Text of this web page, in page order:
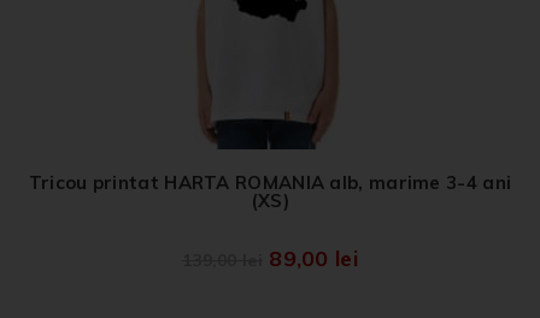
Tricou printat HARTA ROMANIA alb, marime 3-4 ani
(XS)
89,00 lei